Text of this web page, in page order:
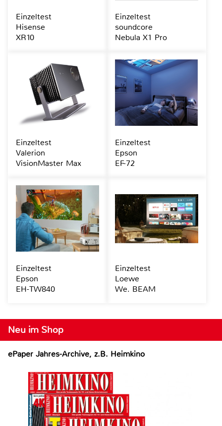
Neu im Shop
ePaper Jahres-Archive, z.B. Heimkino
Einzeltest
Hisense
XR10
Einzeltest
soundcore
Nebula X1 Pro
Einzeltest
Valerion
VisionMaster Max
Einzeltest
Epson
EF-72
Einzeltest
Epson
EH-TW840
Einzeltest
Loewe
We. BEAM